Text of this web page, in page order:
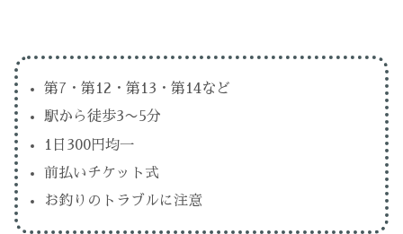
第7・第12・第13・第14など
駅から徒歩3〜5分
1日300円均一
前払いチケット式
お釣りのトラブルに注意